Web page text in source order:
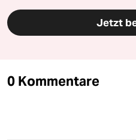
Jetzt
0 Kommentare